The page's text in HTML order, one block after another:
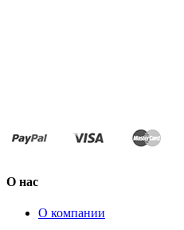
О нас
О компании